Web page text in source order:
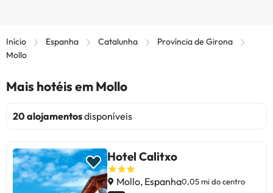
Início Espanha Catalunha
Província de Girona
Mollo
Mais hotéis em Mollo
20 alojamentosdisponíveis
Hotel Calitxo
Mollo, Espanha0,05 mi do centro